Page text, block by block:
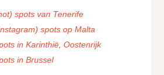
spots van Tenerife
spots op Malta
in Karinthië, Oostenrijk
in Brussel